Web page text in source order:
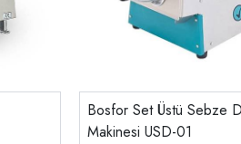
Bosfor Set Üstü Sebze
Makinesi USD-01